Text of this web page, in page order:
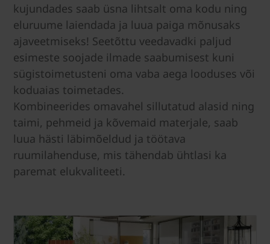
kujundades saab üsna lihtsalt oma kodu ning
eluruume laiendada ja luua paiga mõnusaks
ajaveetmiseks! Seetõttu veedavadki paljud
esimeste soojade ilmade saabumisest kuni
sügistoimetusteni oma vaba aega looduses või
koduaias toimetades.
Kombineerides omavahel sillutatud alasid ning
taimi, pehmeid ja kõvemaid materjale, saab
luua hästi läbimõeldud ja töötava
ruumilahenduse, mis tähendab ühtlasi ka
paremat elukvaliteeti.